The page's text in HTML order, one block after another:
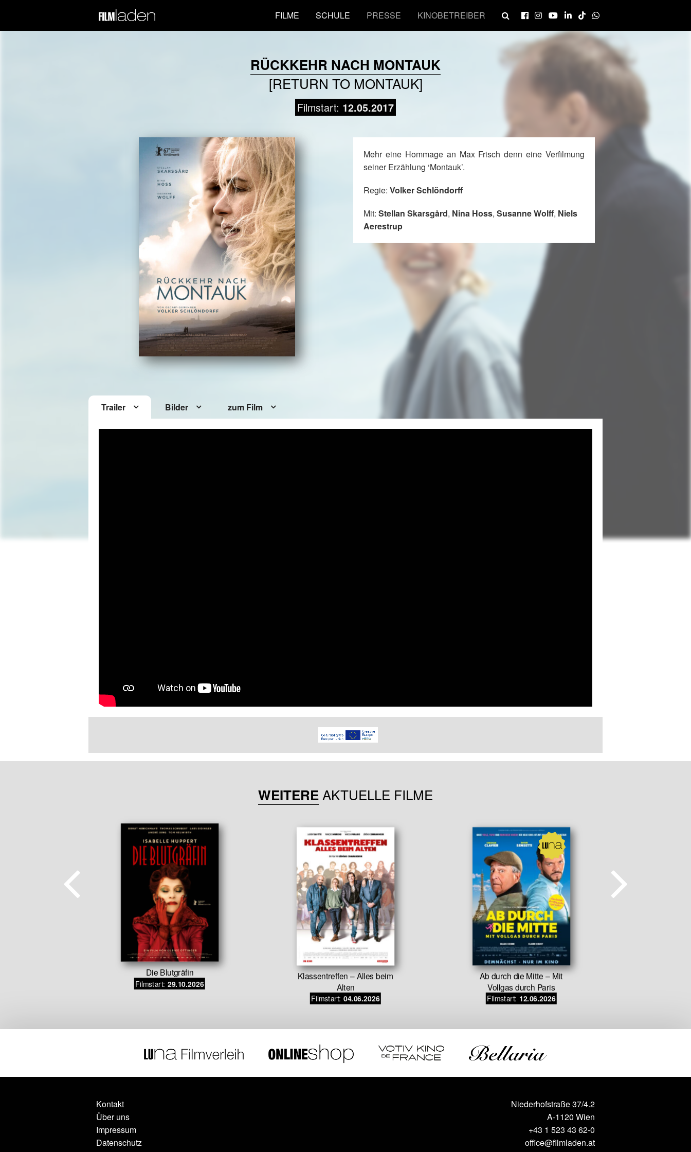
FILME SCHULE PRESSE KINOBETREIBER
RÜCKKEHR NACH MONTAUK
[RETURN TO MONTAUK]
Filmstart: 12.05.2017
Mehr eine Hommage an Max Frisch denn eine Verfilmung
seiner Erzählung ‘Montauk’.
Regie: Volker Schlöndorff
Mit: Stellan Skarsgård, Nina Hoss, Susanne Wolff, Niels
Aerestrup
Trailer Bilder zum Film
WEITERE AKTUELLE FILME
Die Blutgräfin
Filmstart:29.10.2026
Klassentreffen – Alles beim
Alten
Filmstart: 04.06.2026
Ab durch die Mitte – Mit
Vollgas durch Paris
Filmstart: 12.06.2026
Kontakt
Über uns
Impressum
Datenschutz
Niederhofstraße 37/4.2
A-1120 Wien
+43 1 523 43 62-0
office@filmladen.at